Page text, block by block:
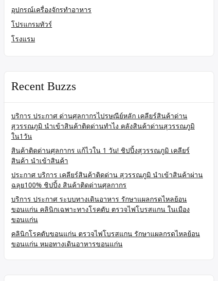
อุปกรณ์เครื่องจักรทำอาหาร
โปรแกรมทัวร์
โรงแรม
Recent Buzzs
บริการ ประกาศ ด่านศุลกากรไปรษณีย์หลัก เคลียร์สินค้าด่าน
สุวรรณภูมิ นำเข้าสินค้าติดด่านทำไง คลังสินค้าด่านสุวรรณภูมิ
ใน1วัน
สินค้าติดด่านศุลกากร แก้ไวใน 1 วัน! ชิปปิ้งสุวรรณภูมิ เคลียร์
สินค้า นำเข้าสินค้า
ประกาศ บริการ เคลียร์สินค้าติดด่าน สุวรรณภูมิ นำเข้าสินค้าผ่าน
ฉลุย100% ชิปปิ้ง สินค้าติดด่านศุลกากร
บริการ ประกาศ ระบบทางเดินอาหาร รักษาแผลกรดไหลย้อน
ขอนแก่น คลินิกเฉพาะทางโรคตับ ตรวจไฟโบรสแกน ในเมือง
ขอนแก่น
คลินิกโรคตับขอนแก่น ตรวจไฟโบรสแกน รักษาแผลกรดไหลย้อน
ขอนแก่น หมอทางเดินอาหารขอนแก่น